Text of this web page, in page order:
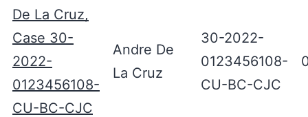
De La Cruz,
Case 30-
2022-
0123456108-
CU-BC-CJC
Andre De
La Cruz
30-2022-
0123456108-
CU-BC-CJC